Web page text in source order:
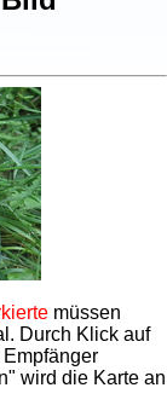
müssen
Durch Klick auf
wird die Karte an